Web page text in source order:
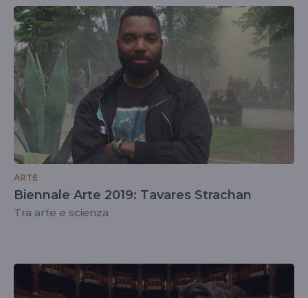
ARTE
Biennale Arte 2019: Tavares Strachan
Tra arte e scienza